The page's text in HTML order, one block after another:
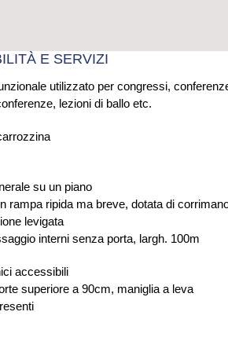
E SERVIZI
utilizzato per congressi,
lezioni di ballo etc.
su un piano
rampa ripida ma breve, dotata di
levigata
interni senza porta, largh. 100m
accessibili
superiore a 90cm, maniglia a leva